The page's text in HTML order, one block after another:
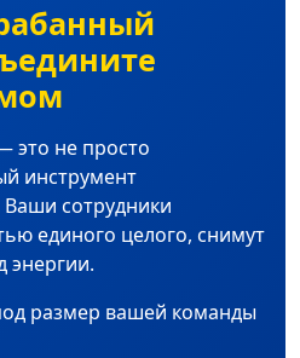
это не просто
инструмент
сотрудники
единого целого, снимут
энергии.
размер вашей команды